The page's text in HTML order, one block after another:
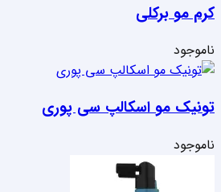
کرم مو برکلی
ناموجود
تونیک مو اسکالپ سی پوری
ناموجود